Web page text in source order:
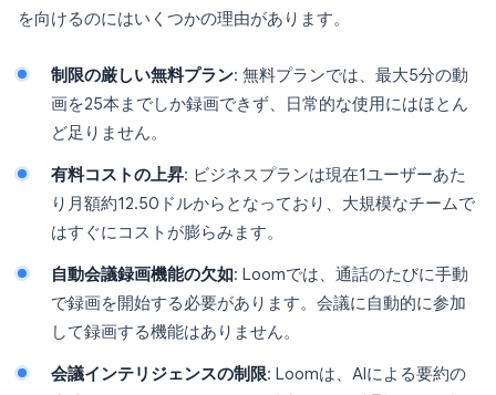
を向けるのにはいくつかの理由があります。
制限の厳しい無料プラン: 無料プランでは、最大5分の動
画を25本までしか録画できず、日常的な使用にはほとん
ど足りません。
有料コストの上昇: ビジネスプランは現在1ユーザーあた
り月額約12.50ドルからとなっており、大規模なチームで
はすぐにコストが膨らみます。
自動会議録画機能の欠如: Loomでは、通話のたびに手動
で録画を開始する必要があります。会議に自動的に参加
して録画する機能はありません。
会議インテリジェンスの制限: Loomは、AIによる要約の